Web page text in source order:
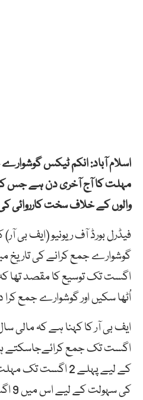
اسلام آباد: انکم ٹیکس
مہلت کا آج آخری دن ہے جس کے
والوں کے خلاف سخت کارروائی
فیڈرل بورڈ آف ریونیو (ایف بی
گوشوارے جمع کرانے کی تاریخ
اگست تک توسیع کا مقصد تھا کہ
اُٹھا سکیں اور گوشوارے جمع کرا
اگست تک جمع کرائےجاسکتے
کے لیے پہلے 2
کی